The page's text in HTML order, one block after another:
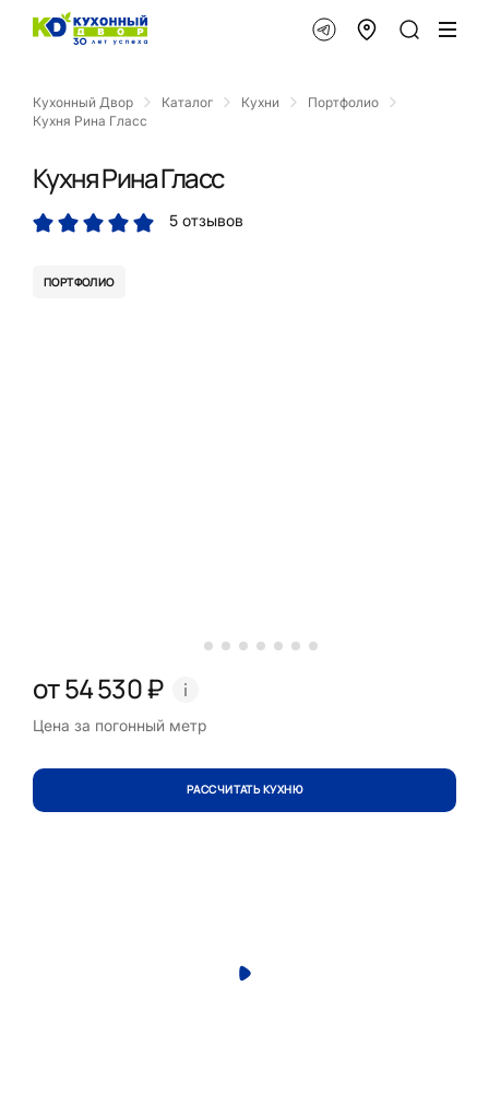
Кухонный Двор Каталог Кухни
Портфолио
Кухня Рина Гласс
Кухня Рина Гласс
5 отзывов
ПОРТФОЛИО
от 54 530 ₽
Цена за погонный метр
РАССЧИТАТЬ КУХНЮ